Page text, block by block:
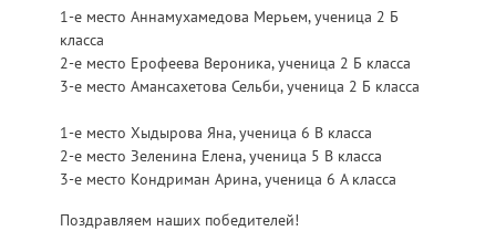
1-е место Аннамухамедова Мерьем, ученица 2 Б
класса
2-е место Ерофеева Вероника, ученица 2 Б класса
3-е место Амансахетова Сельби, ученица 2 Б класса
1-е место Хыдырова Яна, ученица 6 В класса
2-е место Зеленина Елена, ученица 5 В класса
3-е место Кондриман Арина, ученица 6 А класса
Поздравляем наших победителей!